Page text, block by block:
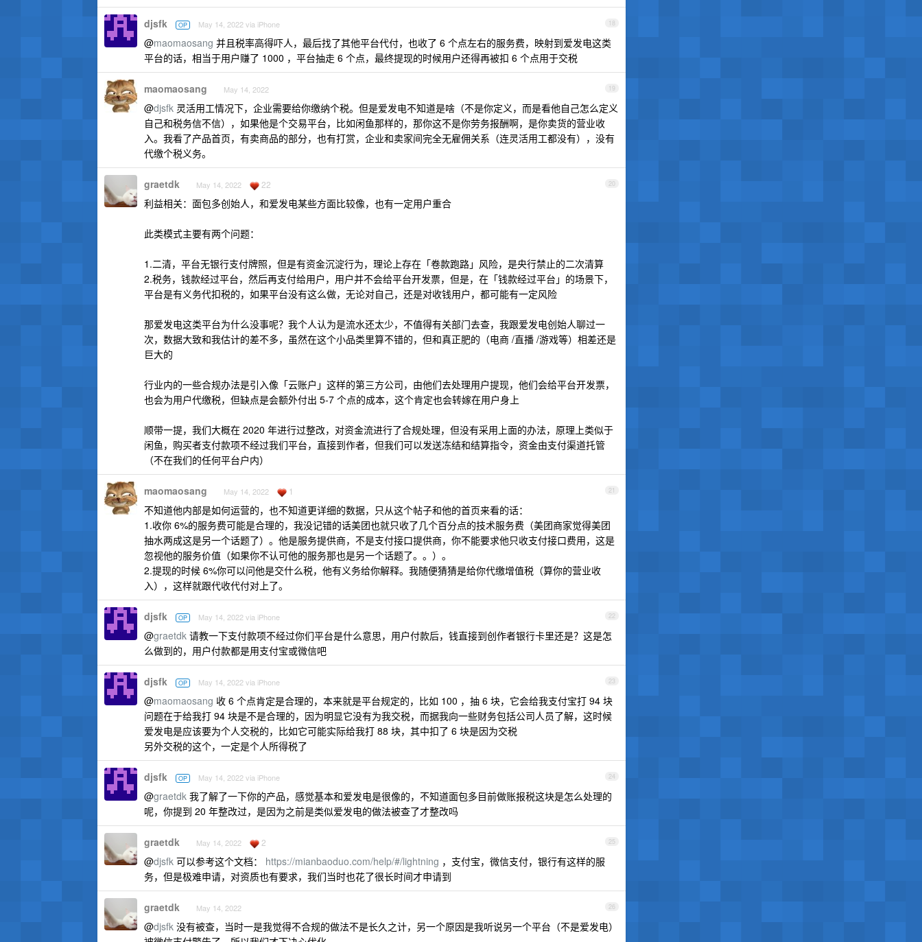
18
djsfk OP May 14, 2022 via iPhone
@maomaosang 并且税率高得吓人，最后找了其他平台代付，也收了 6 个点左右的服务费，映射到爱发电这类
平台的话，相当于用户赚了 1000 ，平台抽走 6 个点，最终提现的时候用户还得再被扣 6 个点用于交税
19
maomaosang May 14, 2022
@djsfk 灵活用工情况下，企业需要给你缴纳个税。但是爱发电不知道是啥（不是你定义，而是看他自己怎么定义
自己和税务信不信），如果他是个交易平台，比如闲鱼那样的，那你这不是你劳务报酬啊，是你卖货的营业收
入。我看了产品首页，有卖商品的部分，也有打赏，企业和卖家间完全无雇佣关系（连灵活用工都没有），没有
代缴个税义务。
20
graetdk May 14, 2022 22
利益相关：面包多创始人，和爱发电某些方面比较像，也有一定用户重合
此类模式主要有两个问题：
1.二清，平台无银行支付牌照，但是有资金沉淀行为，理论上存在「卷款跑路」风险，是央行禁止的二次清算
2.税务，钱款经过平台，然后再支付给用户，用户并不会给平台开发票，但是，在「钱款经过平台」的场景下，
平台是有义务代扣税的，如果平台没有这么做，无论对自己，还是对收钱用户，都可能有一定风险
那爱发电这类平台为什么没事呢？我个人认为是流水还太少，不值得有关部门去查，我跟爱发电创始人聊过一
次，数据大致和我估计的差不多，虽然在这个小品类里算不错的，但和真正肥的（电商 /直播 /游戏等）相差还是
巨大的
行业内的一些合规办法是引入像「云账户」这样的第三方公司，由他们去处理用户提现，他们会给平台开发票，
也会为用户代缴税，但缺点是会额外付出 5-7 个点的成本，这个肯定也会转嫁在用户身上
顺带一提，我们大概在 2020 年进行过整改，对资金流进行了合规处理，但没有采用上面的办法，原理上类似于
闲鱼，购买者支付款项不经过我们平台，直接到作者，但我们可以发送冻结和结算指令，资金由支付渠道托管
（不在我们的任何平台户内）
21
maomaosang May 14, 2022 1
不知道他内部是如何运营的，也不知道更详细的数据，只从这个帖子和他的首页来看的话：
1.收你 6%的服务费可能是合理的，我没记错的话美团也就只收了几个百分点的技术服务费（美团商家觉得美团
抽水两成这是另一个话题了）。他是服务提供商，不是支付接口提供商，你不能要求他只收支付接口费用，这是
忽视他的服务价值（如果你不认可他的服务那也是另一个话题了。。）。
2.提现的时候 6%你可以问他是交什么税，他有义务给你解释。我随便猜猜是给你代缴增值税（算你的营业收
入），这样就跟代收代付对上了。
22
djsfk OP May 14, 2022 via iPhone
@graetdk 请教一下支付款项不经过你们平台是什么意思，用户付款后，钱直接到创作者银行卡里还是？这是怎
么做到的，用户付款都是用支付宝或微信吧
23
djsfk OP May 14, 2022 via iPhone
@maomaosang 收 6 个点肯定是合理的，本来就是平台规定的，比如 100 ，抽 6 块，它会给我支付宝打 94 块
问题在于给我打 94 块是不是合理的，因为明显它没有为我交税，而据我向一些财务包括公司人员了解，这时候
爱发电是应该要为个人交税的，比如它可能实际给我打 88 块，其中扣了 6 块是因为交税
另外交税的这个，一定是个人所得税了
24
djsfk OP May 14, 2022 via iPhone
@graetdk 我了解了一下你的产品，感觉基本和爱发电是很像的，不知道面包多目前做账报税这块是怎么处理的
呢，你提到 20 年整改过，是因为之前是类似爱发电的做法被查了才整改吗
25
graetdk May 14, 2022 2
@djsfk 可以参考这个文档： https://mianbaoduo.com/help/#/lightning ，支付宝，微信支付，银行有这样的服
务，但是极难申请，对资质也有要求，我们当时也花了很长时间才申请到
26
graetdk May 14, 2022
@djsfk 没有被查，当时一是我觉得不合规的做法不是长久之计，另一个原因是我听说另一个平台（不是爱发电）